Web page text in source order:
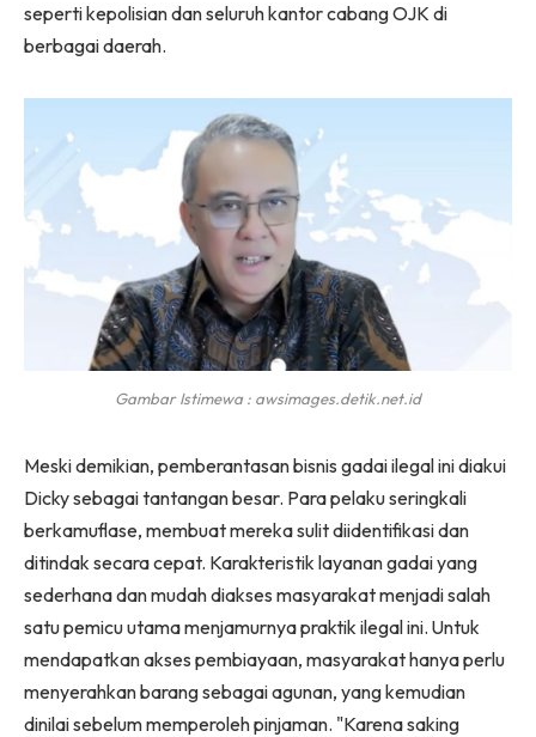
seperti kepolisian dan seluruh kantor cabang OJK di
berbagai daerah.
Gambar Istimewa : awsimages.detik.net.id
Meski demikian, pemberantasan bisnis gadai ilegal ini diakui
Dicky sebagai tantangan besar. Para pelaku seringkali
berkamuflase, membuat mereka sulit diidentifikasi dan
ditindak secara cepat. Karakteristik layanan gadai yang
sederhana dan mudah diakses masyarakat menjadi salah
satu pemicu utama menjamurnya praktik ilegal ini. Untuk
mendapatkan akses pembiayaan, masyarakat hanya perlu
menyerahkan barang sebagai agunan, yang kemudian
dinilai sebelum memperoleh pinjaman. "Karena saking